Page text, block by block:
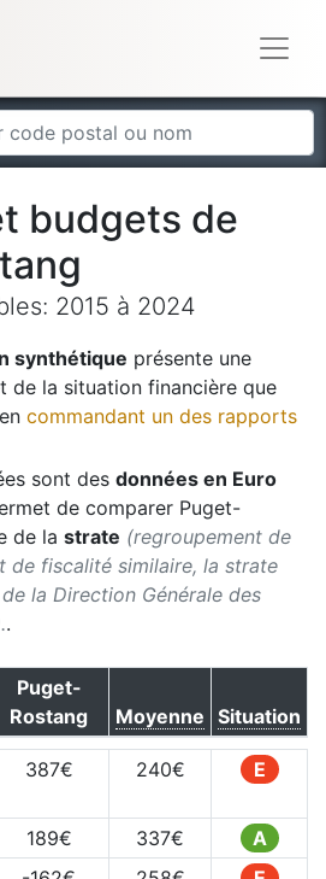
budgets de
2015 à 2024
synthétique présente une
de la situation financière que
commandant un des rapports
sont des données en Euro
de comparer Puget-
de la strate (regroupement de
de fiscalité similaire, la strate
la Direction Générale des
.
Puget-
Rostang
Moyenne Situation
387€ 240€ E
189€ 337€
A